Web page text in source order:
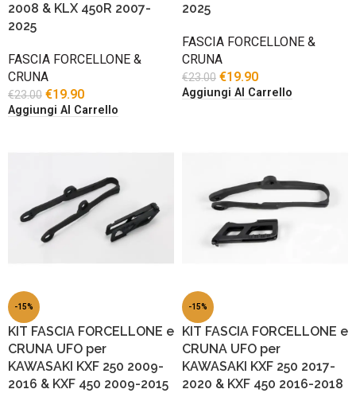
2008 & KLX 450R 2007-
2025
FASCIA FORCELLONE &
CRUNA
€23.00 €19.90
Aggiungi Al Carrello
2025
FASCIA FORCELLONE &
CRUNA
€23.00 €19.90
Aggiungi Al Carrello
-15%
KIT FASCIA FORCELLONE e
CRUNA UFO per
KAWASAKI KXF 250 2009-
2016 & KXF 450 2009-2015
-15%
KIT FASCIA FORCELLONE e
CRUNA UFO per
KAWASAKI KXF 250 2017-
2020 & KXF 450 2016-2018